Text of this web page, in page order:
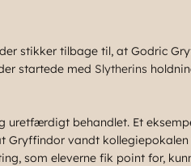
stikker tilbage til, at Godric
startede med Slytherins
uretfærdigt behandlet. Et
Gryffindor vandt
som eleverne fik point for,